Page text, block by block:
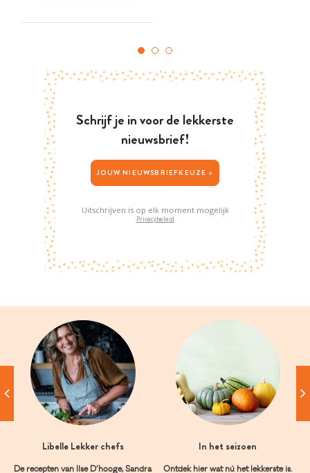
Schrijf je in voor de lekkerste
nieuwsbrief!
JOUW NIEUWSBRIEFKEUZE >
Uitschrijven is op elk moment mogelijk
Privacybeleid
Libelle Lekker chefs
De recepten van Ilse D’hooge, Sandra
In het seizoen
Ontdek hier wat nú het lekkerste is.